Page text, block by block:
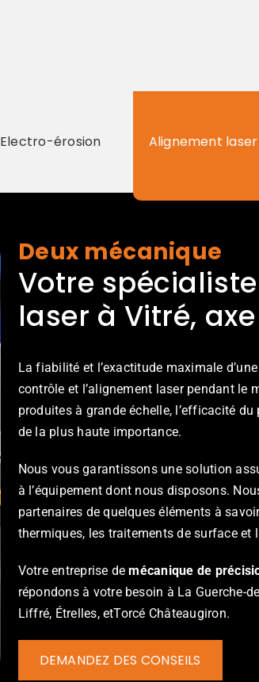
Electro-érosion Alignement laser
Deux mécanique
Votre
laser à Vitré,
La fiabilité et l’exactitude maximale
contrôle et l’alignement laser pendant le
produites à grande échelle, l’efficacité
de la plus haute importance.
Nous vous garantissons une solution
à l’équipement dont nous disposons.
partenaires de quelques éléments à
thermiques, les traitements de surface et
Votre entreprise demécanique de
répondons à votre besoin à La Guerche-
Liffré, Étrelles, etTorcé Châteaugiron.
DEMANDEZ DES CONSEILS